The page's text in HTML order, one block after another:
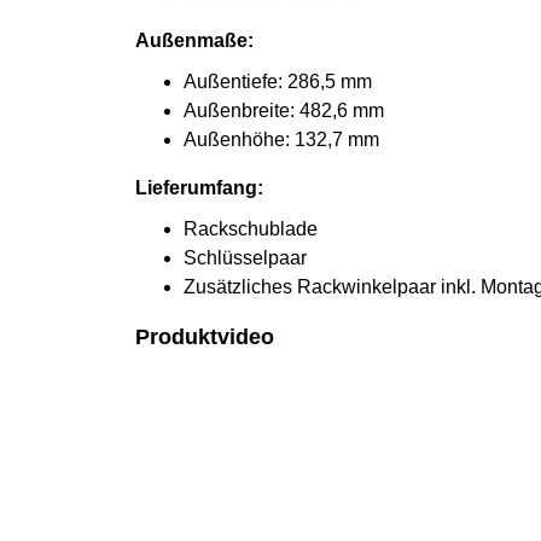
Außenmaße:
Außentiefe: 286,5 mm
Außenbreite: 482,6 mm
Außenhöhe: 132,7 mm
Lieferumfang:
Rackschublade
Schlüsselpaar
Zusätzliches Rackwinkelpaar inkl.
Produktvideo